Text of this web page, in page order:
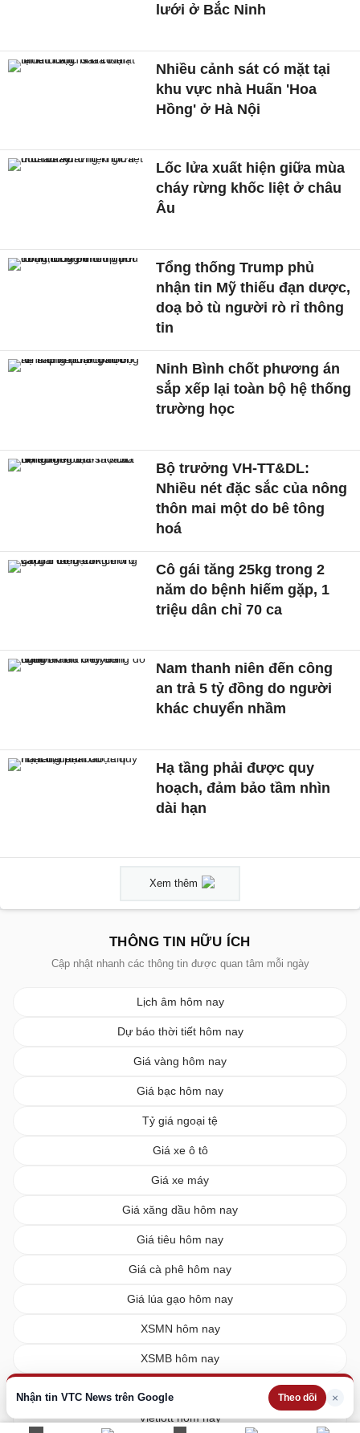
Nhận tin VTC News trên Google Theo dõi ×
lưới ở Bắc Ninh
Nhiều cảnh sát có mặt tại
khu vực nhà Huấn 'Hoa
Hồng' ở Hà Nội
Lốc lửa xuất hiện giữa mùa
cháy rừng khốc liệt ở châu
Âu
Tổng thống Trump phủ
nhận tin Mỹ thiếu đạn dược,
doạ bỏ tù người rò rỉ thông
tin
Ninh Bình chốt phương án
sắp xếp lại toàn bộ hệ thống
trường học
Bộ trưởng VH-TT&DL:
Nhiều nét đặc sắc của nông
thôn mai một do bê tông
hoá
Cô gái tăng 25kg trong 2
năm do bệnh hiếm gặp, 1
triệu dân chỉ 70 ca
Nam thanh niên đến công
an trả 5 tỷ đồng do người
khác chuyển nhầm
Hạ tầng phải được quy
hoạch, đảm bảo tầm nhìn
dài hạn
Xem thêm
THÔNG TIN HỮU ÍCH
Cập nhật nhanh các thông tin được quan tâm mỗi ngày
Lịch âm hôm nay
Dự báo thời tiết hôm nay
Giá vàng hôm nay
Giá bạc hôm nay
Tỷ giá ngoại tệ
Giá xe ô tô
Giá xe máy
Giá xăng dầu hôm nay
Giá tiêu hôm nay
Giá cà phê hôm nay
Giá lúa gạo hôm nay
XSMN hôm nay
XSMB hôm nay
Vietlott hôm nay